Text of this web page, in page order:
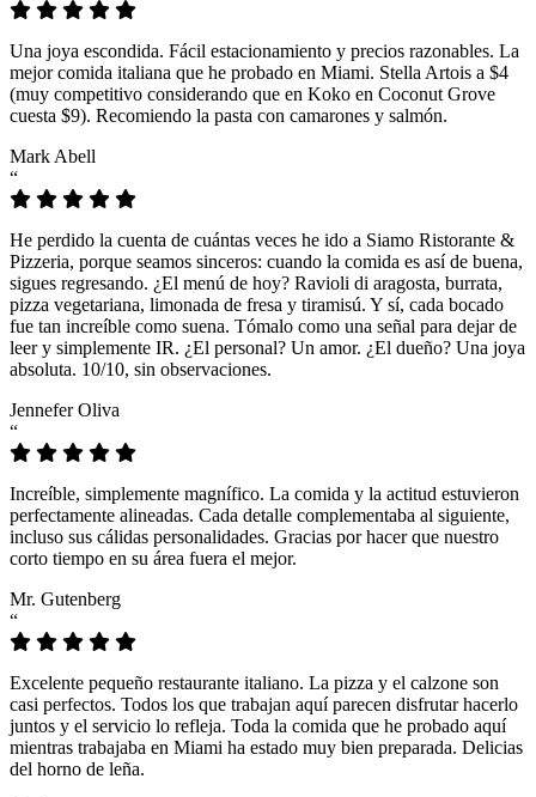
Una joya escondida. Fácil estacionamiento y precios razonables. La
mejor comida italiana que he probado en Miami. Stella Artois a $4
(muy competitivo considerando que en Koko en Coconut Grove
cuesta $9). Recomiendo la pasta con camarones y salmón.
Mark Abell
“
He perdido la cuenta de cuántas veces he ido a Siamo Ristorante &
Pizzeria, porque seamos sinceros: cuando la comida es así de buena,
sigues regresando. ¿El menú de hoy? Ravioli di aragosta, burrata,
pizza vegetariana, limonada de fresa y tiramisú. Y sí, cada bocado
fue tan increíble como suena. Tómalo como una señal para dejar de
leer y simplemente IR. ¿El personal? Un amor. ¿El dueño? Una joya
absoluta. 10/10, sin observaciones.
Jennefer Oliva
“
Increíble, simplemente magnífico. La comida y la actitud estuvieron
perfectamente alineadas. Cada detalle complementaba al siguiente,
incluso sus cálidas personalidades. Gracias por hacer que nuestro
corto tiempo en su área fuera el mejor.
Mr. Gutenberg
“
Excelente pequeño restaurante italiano. La pizza y el calzone son
casi perfectos. Todos los que trabajan aquí parecen disfrutar hacerlo
juntos y el servicio lo refleja. Toda la comida que he probado aquí
mientras trabajaba en Miami ha estado muy bien preparada. Delicias
del horno de leña.